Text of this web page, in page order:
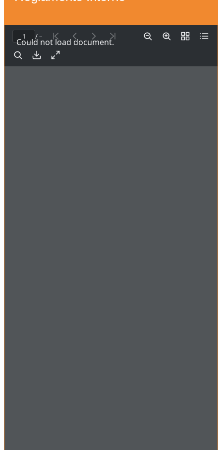
/ –
Could not load document.